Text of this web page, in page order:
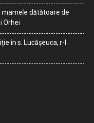
mamele dătătoare de
Orhei
în s. Lucășeuca, r-l